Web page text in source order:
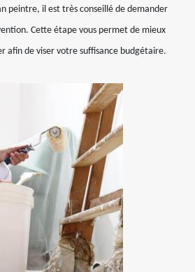
peintre, il est très conseillé de demander
Cette étape vous permet de mieux
afin de viser votre suffisance budgétaire.